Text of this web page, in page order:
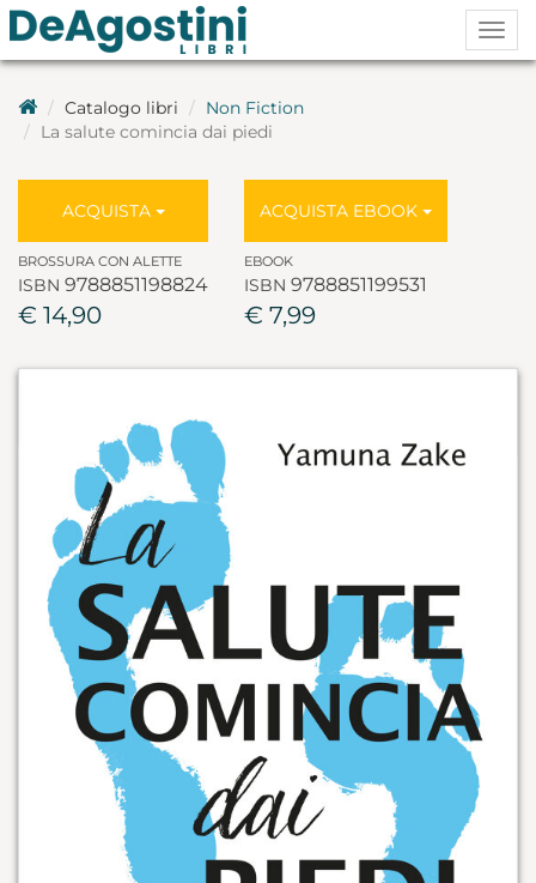
Catalogo libri
Non Fiction
La salute comincia dai piedi
ACQUISTA
BROSSURA CON ALETTE
ISBN 9788851198824
€ 14,90
ACQUISTA EBOOK
EBOOK
ISBN 9788851199531
€ 7,99